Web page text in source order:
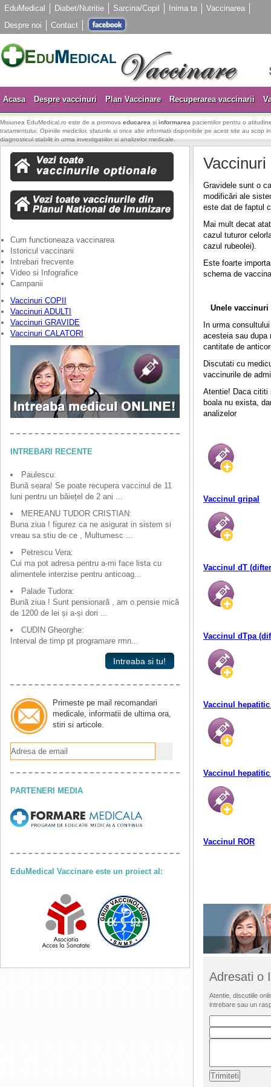
EduMedical Diabet/Nutritie Sarcina/Copil Inima ta
Vaccinarea
Despre noi
Contact
Acasa Despre vaccinuri Plan Vaccinare Recuperarea vaccinarii
Misiunea EduMedical.ro este de a promova educarea si informarea pacientilor pentru o
tratamentului. Opiniile medicilor, sfaturile si orice alte informatii disponibile pe acest site au scop
diagnosticul stabilit in urma investigatiilor si analizelor medicale.
Cum functioneaza vaccinarea
Istoricul vaccinarii
Intrebari frecvente
Video si Infografice
Campanii
Vaccinuri COPII
Vaccinuri ADULTI
Vaccinuri GRAVIDE
Vaccinuri CALATORI
INTREBARI RECENTE
Paulescu:
Bună seara! Se poate recupera vaccinul de 11
luni pentru un băiețel de 2 ani ...
MEREANU TUDOR CRISTIAN:
Buna ziua ! figurez ca ne asigurat in sistem si
vreau sa stiu de ce , Multumesc ...
Petrescu Vera:
Cui ma pot adresa pentru a-mi face lista cu
alimentele interzise pentru anticoag...
Palade Tudora:
Bună ziua ! Sunt pensionară , am o pensie mică
de 1200 de lei și a-și dori ...
CUDIN Gheorghe:
Interval de timp pt programare rmn...
Intreaba si tu!
Primeste pe mail recomandari
medicale, informatii de ultima ora,
stiri si articole.
PARTENERI MEDIA
EduMedical Vaccinare este un proiect al:
Vaccinuri
Gravidele sunt o
modificări ale
este dat de faptul
Mai mult decat
cazul tuturor
cazul rubeolei).
Este foarte
schema de
Unele
In urma
acesteia sau dupa
cantitate de
Discutati cu
vaccinurile de
Atentie! Daca cititi
boala nu exista,
analizelor
Vaccinul gripal
Vaccinul dT
Vaccinul dTpa
Vaccinul
Vaccinul
Vaccinul ROR
Adresati o
Atentie, discutiile
intrebare sau un